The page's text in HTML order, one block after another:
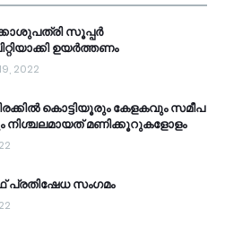
സൂപ്പർ
ഉയർത്തണം
2022
കൊട്ടിയൂരും കേളകവും സമീപ
നിശ്ചലമായത് മണിക്കൂറുകളോളം
സംഗമം